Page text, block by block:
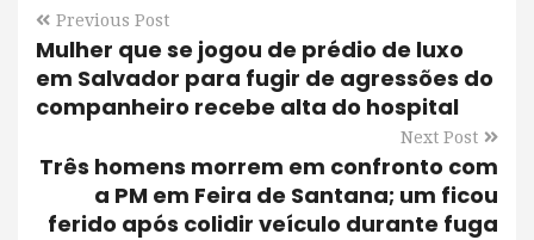
Previous Post
Mulher que se jogou de prédio de luxo
em Salvador para fugir de agressões do
companheiro recebe alta do hospital
Next Post
Três homens morrem em confronto com
a PM em Feira de Santana; um ficou
ferido após colidir veículo durante fuga